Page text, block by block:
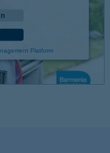
Platform